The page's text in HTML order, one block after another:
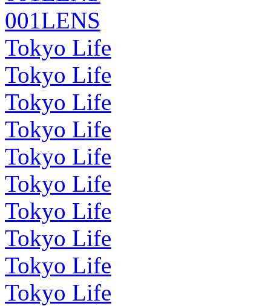
001LENS
Tokyo Life
Tokyo Life
Tokyo Life
Tokyo Life
Tokyo Life
Tokyo Life
Tokyo Life
Tokyo Life
Tokyo Life
Tokyo Life